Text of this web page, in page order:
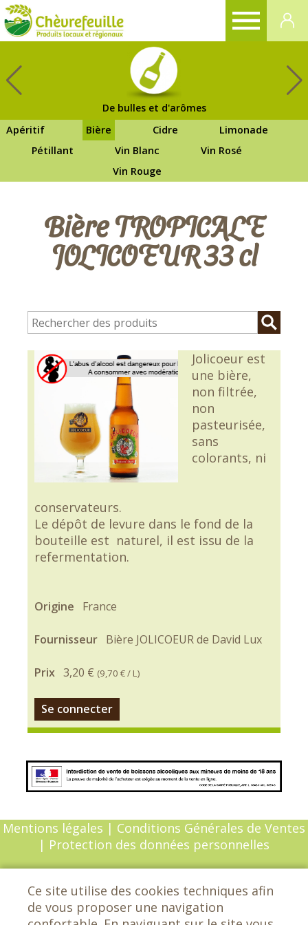
De bulles et d'arômes
Apéritif
Bière Cidre
Limonade
Pétillant
Vin Blanc
Vin Rosé
Vin Rouge
Bière TROPICALE
JOLICOEUR 33 cl
Jolicoeur est
une bière,
non filtrée,
non
pasteurisée,
sans
colorants, ni
conservateurs.
Le dépôt de levure dans le fond de la
bouteille est naturel, il est issu de la
refermentation.
Origine France
Fournisseur Bière JOLICOEUR de David Lux
Prix 3,20 € (9,70 €/ L)
Se connecter
Mentions légales | Conditions Générales de Ventes
| Protection des données personnelles
réservés - Conception :Sarl Dynapse
Ce site utilise des cookies techniques afin
de vous proposer une navigation